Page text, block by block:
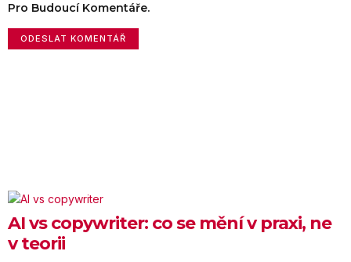
Pro Budoucí Komentáře.
AI vs copywriter: co se mění v praxi, ne
v teorii